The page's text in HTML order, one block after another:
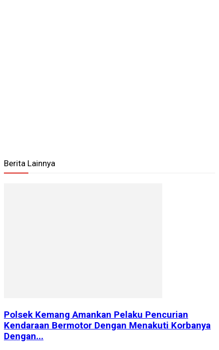
Berita Lainnya
Polsek Kemang Amankan Pelaku Pencurian
Kendaraan Bermotor Dengan Menakuti Korbanya
Dengan...